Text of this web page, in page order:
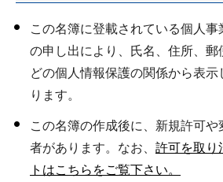
この名簿に登載されている個人事
の申し出により、氏名、住所、郵
どの個人情報保護の関係から表
ります。
この名簿の作成後に、新規許可
者があります。なお、 許可を取り
トはこちらをご覧下さい。